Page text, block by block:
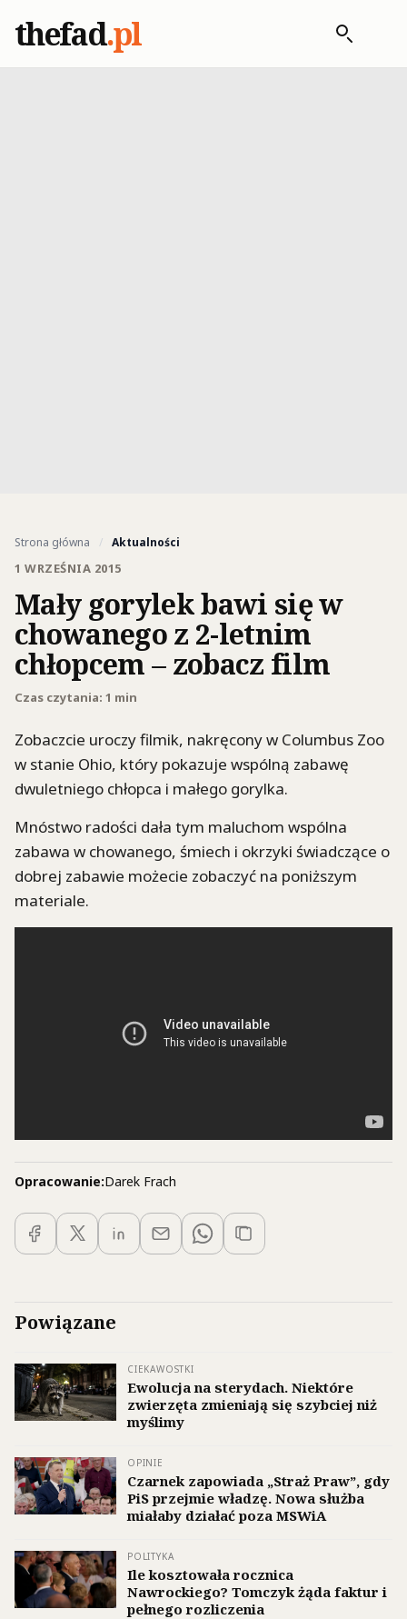
thefad.pl
Strona główna / Aktualności
1 WRZEŚNIA 2015
Mały gorylek bawi się w
chowanego z 2-letnim
chłopcem – zobacz film
Czas czytania: 1 min
Zobaczcie uroczy filmik, nakręcony w Columbus Zoo
w stanie Ohio, który pokazuje wspólną zabawę
dwuletniego chłopca i małego gorylka.
Mnóstwo radości dała tym maluchom wspólna
zabawa w chowanego, śmiech i okrzyki świadczące o
dobrej zabawie możecie zobaczyć na poniższym
materiale.
Opracowanie:Darek Frach
Powiązane
CIEKAWOSTKI
Ewolucja na sterydach. Niektóre
zwierzęta zmieniają się szybciej niż
myślimy
OPINIE
Czarnek zapowiada „Straż Praw”, gdy
PiS przejmie władzę. Nowa służba
miałaby działać poza MSWiA
POLITYKA
Ile kosztowała rocznica
Nawrockiego? Tomczyk żąda faktur i
pełnego rozliczenia